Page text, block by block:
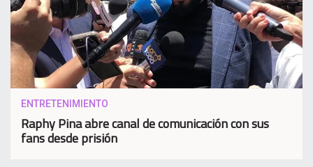
ENTRETENIMIENTO
Raphy Pina abre canal de comunicación con sus
fans desde prisión